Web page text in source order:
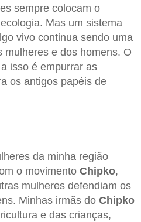
sempre colocam o
Mas um sistema
vivo continua sendo uma
mulheres e dos homens. O
isso é empurrar as
os antigos papéis de
da minha região
o movimento Chipko,
mulheres defendiam os
Minhas irmãs do Chipko
e das crianças,